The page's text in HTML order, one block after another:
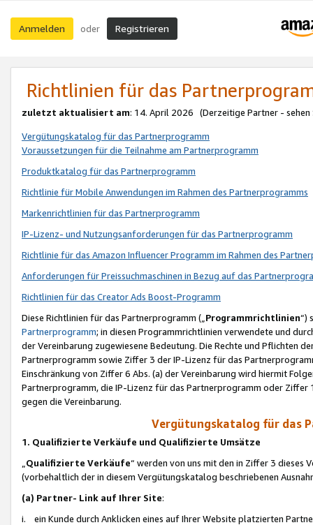
Anmelden oder Registrieren
Richtlinien für das
zuletzt aktualisiert am: 14. April 2026 (Derzeitige Partner - sehen
Vergütungskatalog für das Partnerprogramm
Voraussetzungen für die Teilnahme am Partnerprogramm
Produktkatalog für das Partnerprogramm
Richtlinie für Mobile Anwendungen im Rahmen des Partnerprogramms
Markenrichtlinien für das Partnerprogramm
IP-Lizenz- und Nutzungsanforderungen für das Partnerprogramm
Richtlinie für das Amazon Influencer Programm im Rahmen des
Anforderungen für Preissuchmaschinen in Bezug auf das
Richtlinien für das Creator Ads Boost-Programm
Diese Richtlinien für das Partnerprogramm („Programmrichtlinien“)
Partnerprogramm; in diesen Programmrichtlinien verwendete und
der Vereinbarung zugewiesene Bedeutung. Die Rechte und Pflichten
Partnerprogramm sowie Ziffer 3 der IP-Lizenz für das
Einschränkung von Ziffer 6 Abs. (a) der Vereinbarung wird hiermit
Partnerprogramm, die IP-Lizenz für das Partnerprogramm oder
gegen die Vereinbarung.
Vergütungskatalog für das
1. Qualifizierte Verkäufe und Qualifizierte Umsätze
Qualifizierte Verkäufe“ werden von uns mit den in Ziffer 3
(vorbehaltlich der in diesem Vergütungskatalog beschriebenen
(a) Partner- Link auf Ihrer Site:
i. ein Kunde durch Anklicken eines auf Ihrer Website platzierten